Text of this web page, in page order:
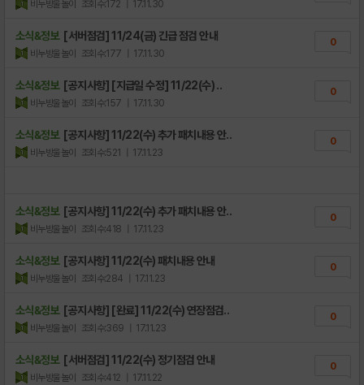
비누방울놀이 조회수:172 | 17.11.30
소식&정보 [서버점검] 11/24(금) 긴급 점검 안내
비누방울놀이 조회수:177 | 17.11.30
0
소식&정보 [공지사항] [지급일 수정] 11/22(수) ..
비누방울놀이 조회수:157 | 17.11.30
0
소식&정보 [공지사항] 11/22(수) 추가 패치내용 안..
비누방울놀이 조회수:521 | 17.11.23
0
소식&정보 [공지사항] 11/22(수) 추가 패치내용 안..
비누방울놀이 조회수:418 | 17.11.23
0
소식&정보 [공지사항] 11/22(수) 패치내용 안내
비누방울놀이 조회수:284 | 17.11.23
0
소식&정보 [공지사항] [완료] 11/22(수) 연장점검..
비누방울놀이 조회수:369 | 17.11.23
0
소식&정보 [서버점검] 11/22(수) 정기점검 안내
비누방울놀이 조회수:412 | 17.11.22
0